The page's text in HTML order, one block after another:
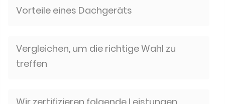
Vorteile eines Dachgeräts
Vergleichen, um die richtige Wahl zu
treffen